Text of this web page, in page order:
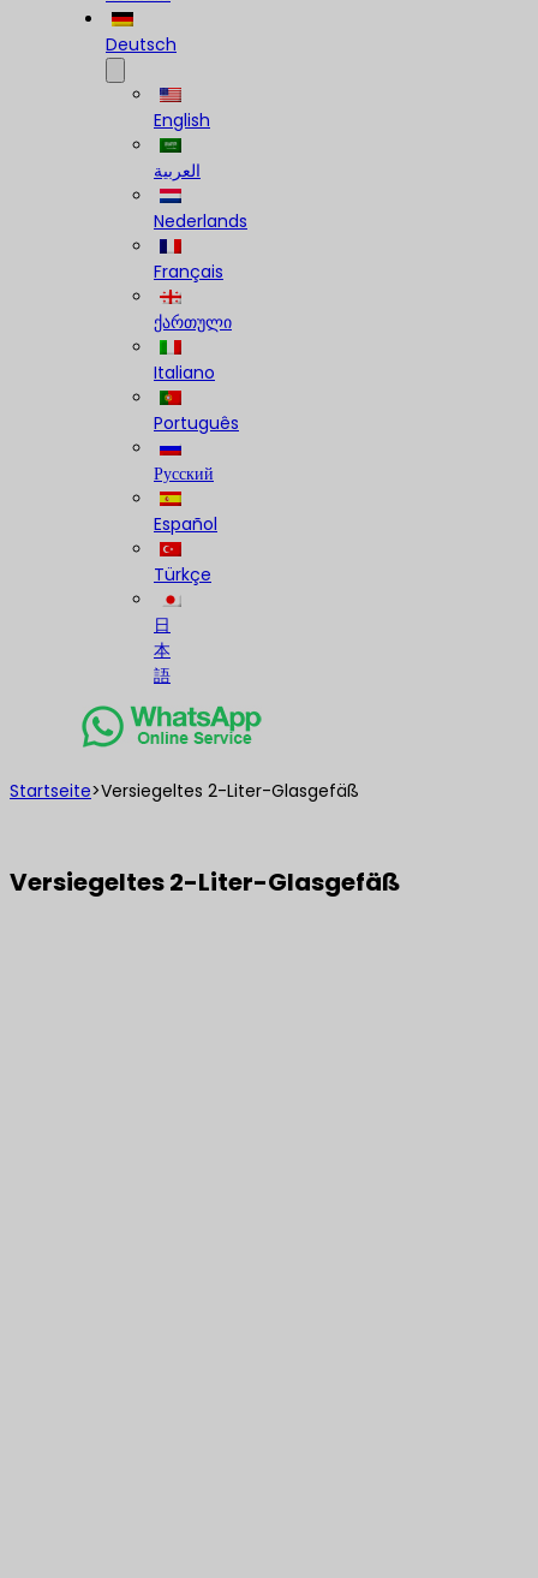
Deutsch
English
العربية
Nederlands
Français
ქართული
Italiano
Português
Русский
Español
Türkçe
日
本
語
Startseite>Versiegeltes 2-Liter-Glasgefäß
Versiegeltes 2-Liter-Glasgefäß